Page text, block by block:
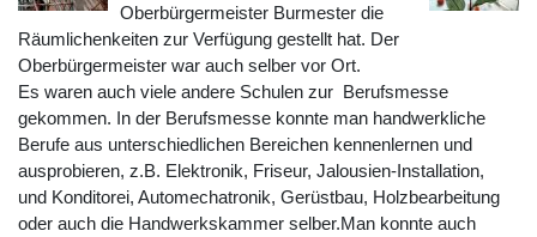
Oberbürgermeister Burmester die
Räumlichenkeiten zur Verfügung gestellt hat. Der
Oberbürgermeister war auch selber vor Ort.
Es waren auch viele andere Schulen zur Berufsmesse
gekommen. In der Berufsmesse konnte man handwerkliche
Berufe aus unterschiedlichen Bereichen kennenlernen und
ausprobieren, z.B. Elektronik, Friseur, Jalousien-Installation,
und Konditorei, Automechatronik, Gerüstbau, Holzbearbeitung
oder auch die Handwerkskammer selber.Man konnte auch